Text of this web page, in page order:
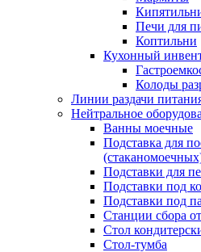
Печи для
Коптильни
Кухонный
Колоды
Линии раздачи
Нейтральное
Ванны моечные
Подставка для
Подставки для
Подставки под
Подставки под
Станции сбора
Стол
Стол-тумба